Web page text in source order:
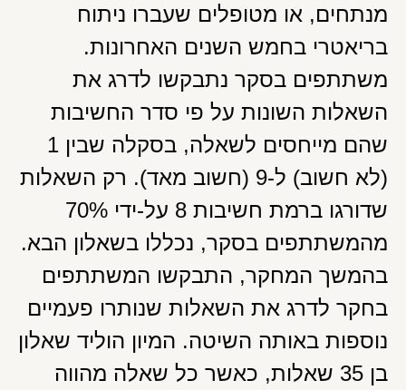
מנתחים, או מטופלים שעברו ניתוח
בריאטרי בחמש השנים האחרונות.
משתתפים בסקר נתבקשו לדרג את
השאלות השונות על פי סדר החשיבות
שהם מייחסים לשאלה, בסקלה שבין 1
(לא חשוב) ל-9 (חשוב מאד). רק השאלות
שדורגו ברמת חשיבות 8 על-ידי 70%
מהמשתתפים בסקר, נכללו בשאלון הבא.
בהמשך המחקר, התבקשו המשתתפים
בחקר לדרג את השאלות שנותרו פעמיים
נוספות באותה השיטה. המיון הוליד שאלון
בן 35 שאלות, כאשר כל שאלה מהווה